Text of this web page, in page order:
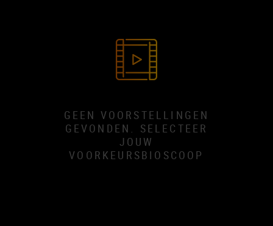
GEEN VOORSTELLINGEN
GEVONDEN. SELECTEER
JOUW
VOORKEURSBIOSCOOP